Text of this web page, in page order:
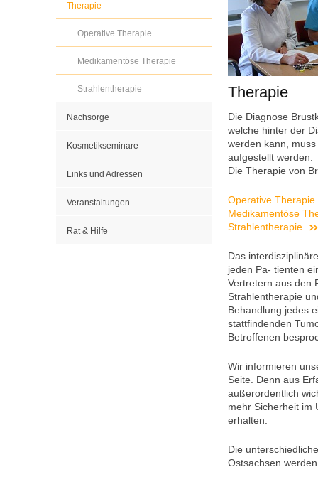
Therapie
Operative Therapie
Medikamentöse Therapie
Strahlentherapie
Nachsorge
Kosmetikseminare
Links und Adressen
Veranstaltungen
Rat & Hilfe
Therapie
Die Diagnose
welche hinter der
werden kann,
aufgestellt werden.
Die Therapie von
Operative Therapie
Medikamentöse
Strahlentherapie
Das
jeden Pa- tienten
Vertretern aus den
Strahlentherapie
Behandlung jedes
stattfindenden
Betroffenen
Wir informieren
Seite. Denn aus
außerordentlich
mehr Sicherheit im
erhalten.
Die
Ostsachsen